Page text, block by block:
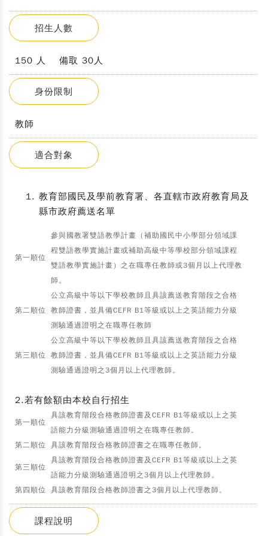
招生人數
150 人 備取 30人
身份限制
教師
適合對象
教育部國民及學前教育署、各直轄市政府教育局及
縣市政府薦送名單
第一順位
參與國教署雙語教學計畫（補助國民中小學部分領域課
程雙語教學實施計畫或補助高級中等學校部分領域課程
雙語教學實施計畫）之在職專任教師或3個月以上代理教
師。
第二順位
公立高級中等以下學校教師且具該薦送教育階段之合格
教師證書，並具備CEFR B1等級或以上之英語能力分級
測驗通過證明之在職專任教師
第三順位
公立高級中等以下學校教師且具該薦送教育階段之合格
教師證書，並具備CEFR B1等級或以上之英語能力分級
測驗通過證明之3個月以上代理教師。
2.若有餘額由本校自行招生
第一順位
具該教育階段合格教師證書及CEFR B1等級或以上之英
語能力分級測驗通過證明之在職專任教師。
第二順位
具該教育階段合格教師證書之在職專任教師。
第三順位
具該教育階段合格教師證書及CEFR B1等級或以上之英
語能力分級測驗通過證明之3個月以上代理教師。
第四順位
具該教育階段合格教師證書之3個月以上代理教師。
課程說明